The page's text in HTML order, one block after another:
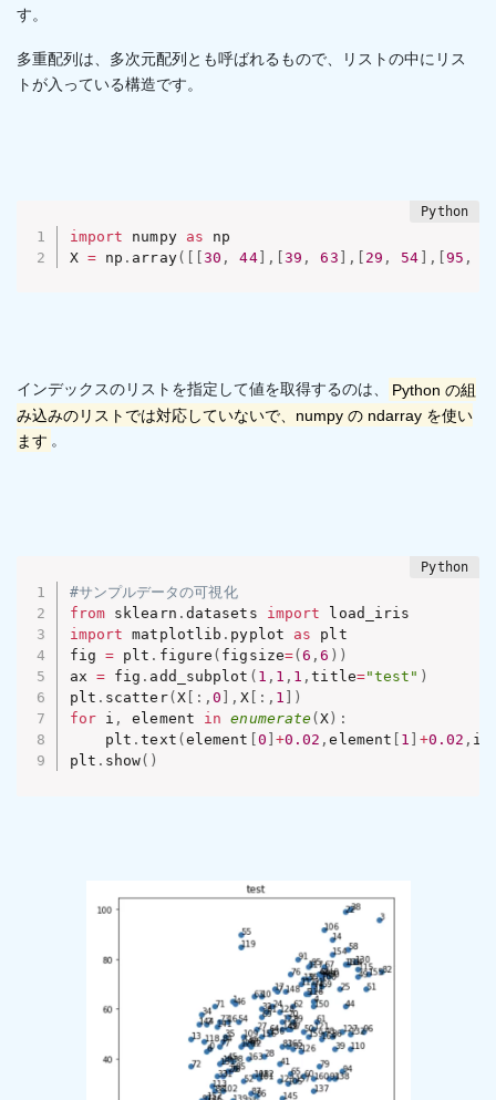
す。
多重配列は、多次元配列とも呼ばれるもので、リストの中にリス
トが入っている構造です。
import numpy as np
X = np . array( [ [30 , 44] , [39 , 63 ] , [ 29 , 54 ] , [95 ,
インデックスのリストを指定して値を取得するのは、
Python の組
み込みのリストでは対応していないで、numpy の ndarray を使い
ます 。
#サンプルデータの可視化
from sklearn . datasets import
import matplotlib . pyplot as plt
fig = plt . figure ( figsize=(6 ,6 ) )
ax = fig . add_subplot ( 1 , 1 , 1 ,title="test" )
plt . scatter( X[ : ,0 , X[ : , 1
)
for i , element in enumerate(X ) :
    plt
.text ( element 0 +0.02 ,element 1 +0.02 , i
plt . show( )